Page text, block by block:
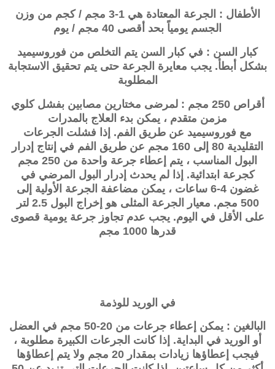
الأطفال : الجرعة المعتادة هي 1-3 مجم / كجم من وزن
الجسم يومياً بحد أقصى 40 مجم / يوم
كبار السن : في كبار السن يتم التخلص من فوروسيميد
بشكل أبطأ. يجب معايرة الجرعة حتى يتم تحقيق الاستجابة
المطلوبة
أقراص 250 مجم : لمرضى مختارين مصابين بفشل كلوي
مزمن متقدم ، يمكن بدء العلاج بالمدرات
مع فوروسيميد عن طريق الفم. إذا فشلت الجرعات
التقليدية 80 إلى 160 مجم عن طريق الفم في إنتاج إدرار
البول المناسب ، يتم إعطاء جرعة واحدة من 250 مجم
كجرعة ابتدائية. إذا لم يحدث إدرار البول المرضي في
غضون 4-6 ساعات ، يمكن مضاعفة الجرعة الأولية إلى
500 مجم. معيار الجرعة المثلى هو إخراج البول 2.5 لتر
على الأقل في اليوم. يجب عدم تجاوز جرعة يومية قصوى
قدرها 1000 مجم
في الوريد للوذمة
البالغين : يمكن إعطاء جرعات من 20-50 مجم في العضل
أو الوريد في البداية. إذا كانت الجرعات الكبيرة مطلوبة ،
فيجب إعطاؤها زيادات بمقدار 20 مجم ولا يتم إعطاؤها